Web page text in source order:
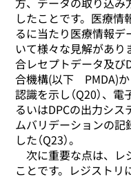
したことです。医療情
るに当たり医療情報
いて様々な見解があ
合レセプトデータ及び
合機構(以下 PMDA)
認識を示し（Q20）、
るいはDPCの出力シ
ムバリデーションの記
した（Q23）。
次に重要な点は、レ
ことです。レジスト